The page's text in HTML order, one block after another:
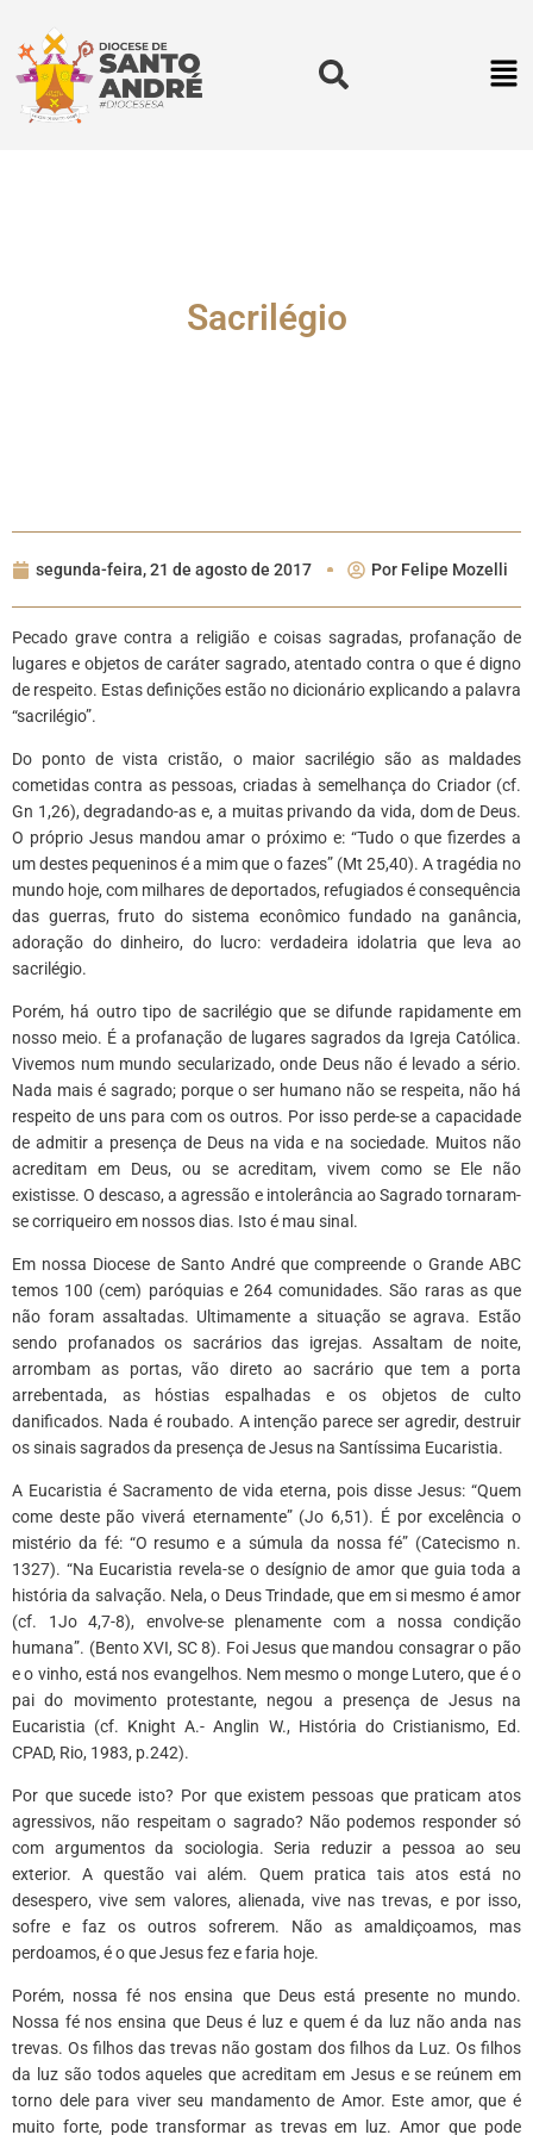
Sacrilégio
segunda-feira, 21 de agosto de 2017 Por Felipe Mozelli
Pecado grave contra a religião e coisas sagradas, profanação de
lugares e objetos de caráter sagrado, atentado contra o que é digno
de respeito. Estas definições estão no dicionário explicando a palavra
“sacrilégio”.
Do ponto de vista cristão, o maior sacrilégio são as maldades
cometidas contra as pessoas, criadas à semelhança do Criador (cf.
Gn 1,26), degradando-as e, a muitas privando da vida, dom de Deus.
O próprio Jesus mandou amar o próximo e: “Tudo o que fizerdes a
um destes pequeninos é a mim que o fazes” (Mt 25,40). A tragédia no
mundo hoje, com milhares de deportados, refugiados é consequência
das guerras, fruto do sistema econômico fundado na ganância,
adoração do dinheiro, do lucro: verdadeira idolatria que leva ao
sacrilégio.
Porém, há outro tipo de sacrilégio que se difunde rapidamente em
nosso meio. É a profanação de lugares sagrados da Igreja Católica.
Vivemos num mundo secularizado, onde Deus não é levado a sério.
Nada mais é sagrado; porque o ser humano não se respeita, não há
respeito de uns para com os outros. Por isso perde-se a capacidade
de admitir a presença de Deus na vida e na sociedade. Muitos não
acreditam em Deus, ou se acreditam, vivem como se Ele não
existisse. O descaso, a agressão e intolerância ao Sagrado tornaram-
se corriqueiro em nossos dias. Isto é mau sinal.
Em nossa Diocese de Santo André que compreende o Grande ABC
temos 100 (cem) paróquias e 264 comunidades. São raras as que
não foram assaltadas. Ultimamente a situação se agrava. Estão
sendo profanados os sacrários das igrejas. Assaltam de noite,
arrombam as portas, vão direto ao sacrário que tem a porta
arrebentada, as hóstias espalhadas e os objetos de culto
danificados. Nada é roubado. A intenção parece ser agredir, destruir
os sinais sagrados da presença de Jesus na Santíssima Eucaristia.
A Eucaristia é Sacramento de vida eterna, pois disse Jesus: “Quem
come deste pão viverá eternamente” (Jo 6,51). É por excelência o
mistério da fé: “O resumo e a súmula da nossa fé” (Catecismo n.
1327). “Na Eucaristia revela-se o desígnio de amor que guia toda a
história da salvação. Nela, o Deus Trindade, que em si mesmo é amor
(cf. 1Jo 4,7-8), envolve-se plenamente com a nossa condição
humana”. (Bento XVI, SC 8). Foi Jesus que mandou consagrar o pão
e o vinho, está nos evangelhos. Nem mesmo o monge Lutero, que é o
pai do movimento protestante, negou a presença de Jesus na
Eucaristia (cf. Knight A.- Anglin W., História do Cristianismo, Ed.
CPAD, Rio, 1983, p.242).
Por que sucede isto? Por que existem pessoas que praticam atos
agressivos, não respeitam o sagrado? Não podemos responder só
com argumentos da sociologia. Seria reduzir a pessoa ao seu
exterior. A questão vai além. Quem pratica tais atos está no
desespero, vive sem valores, alienada, vive nas trevas, e por isso,
sofre e faz os outros sofrerem. Não as amaldiçoamos, mas
perdoamos, é o que Jesus fez e faria hoje.
Porém, nossa fé nos ensina que Deus está presente no mundo.
Nossa fé nos ensina que Deus é luz e quem é da luz não anda nas
trevas. Os filhos das trevas não gostam dos filhos da Luz. Os filhos
da luz são todos aqueles que acreditam em Jesus e se reúnem em
torno dele para viver seu mandamento de Amor. Este amor, que é
muito forte, pode transformar as trevas em luz. Amor que pode